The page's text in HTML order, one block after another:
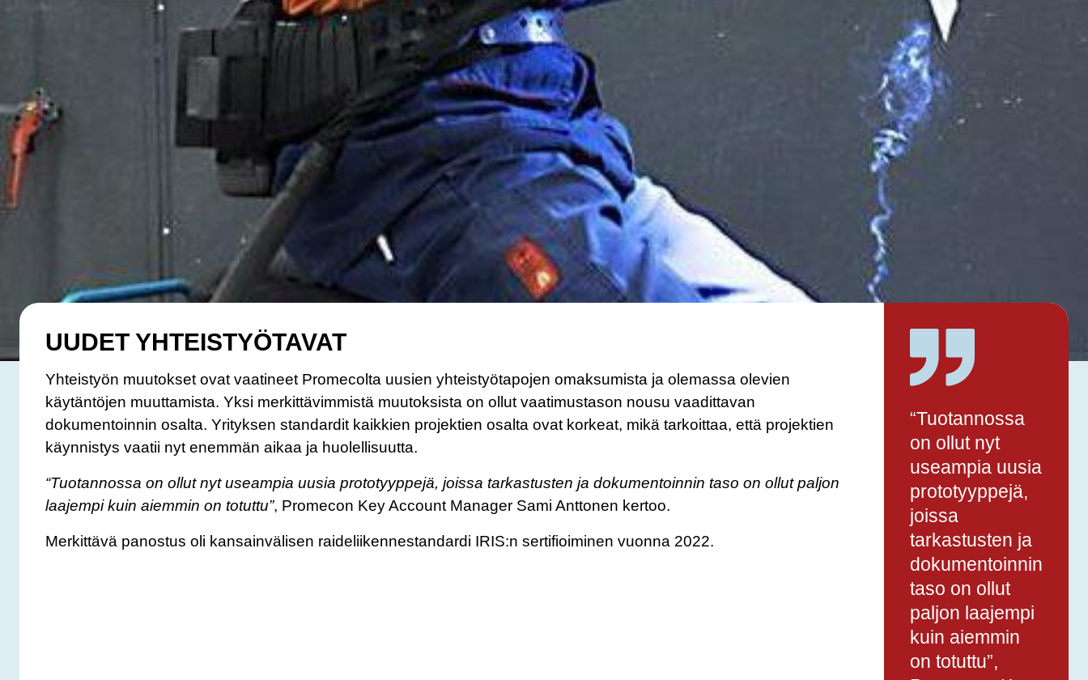
UUDET YHTEISTYÖTAVAT
Yhteistyön muutokset ovat vaatineet Promecolta uusien yhteistyötapojen omaksumista ja olemassa olevien
käytäntöjen muuttamista. Yksi merkittävimmistä muutoksista on ollut vaatimustason nousu vaadittavan
dokumentoinnin osalta. Yrityksen standardit kaikkien projektien osalta ovat korkeat, mikä tarkoittaa, että projektien
käynnistys vaatii nyt enemmän aikaa ja huolellisuutta.
“Tuotannossa on ollut nyt useampia uusia prototyyppejä, joissa tarkastusten ja dokumentoinnin taso on ollut paljon
laajempi kuin aiemmin on totuttu”, Promecon Key Account Manager Sami Anttonen kertoo.
Merkittävä panostus oli kansainvälisen raideliikennestandardi IRIS:n sertifioiminen vuonna 2022.
“Tuotannossa
on ollut nyt
useampia uusia
prototyyppejä,
joissa
tarkastusten ja
dokumentoinnin
taso on ollut
paljon laajempi
kuin aiemmin
on totuttu”,